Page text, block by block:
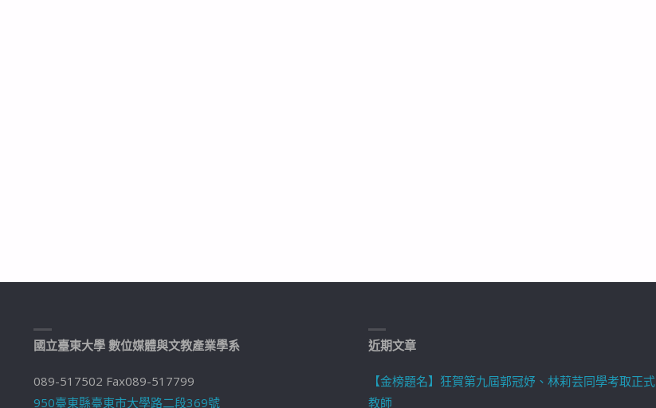
國立臺東大學 數位媒體與文教產業學系
089-517502 Fax089-517799
950臺東縣臺東市大學路二段369號
近期文章
【金榜題名】狂賀第九屆郭冠妤、林莉芸同學考取正式
教師